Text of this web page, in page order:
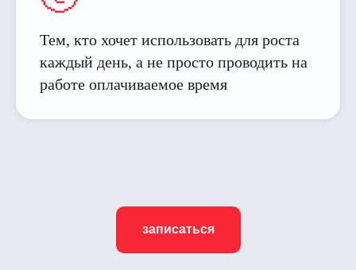
Тем, кто хочет использовать для роста
каждый день, а не просто проводить на
работе оплачиваемое время
записаться